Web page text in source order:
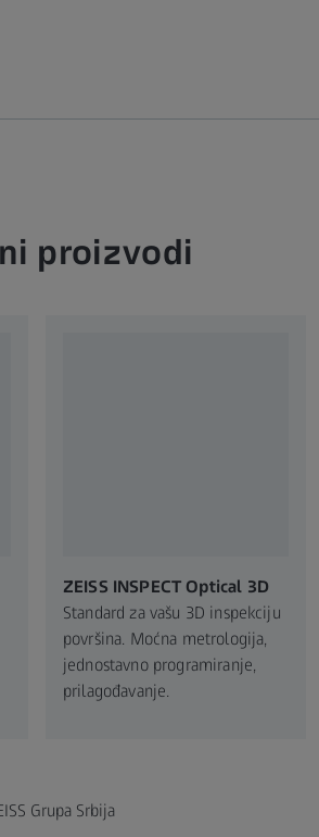
proizvodi
ZEISS INSPECT Optical 3D
Standard za vašu 3D inspekciju
površina. Moćna metrologija,
jednostavno programiranje,
prilagođavanje.
Grupa Srbija